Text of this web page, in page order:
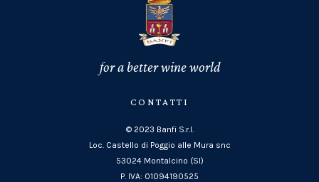
for a better wine world
CONTATTI
© 2023 Banfi S.r.l.
Loc. Castello di Poggio alle Mura snc
53024 Montalcino (SI)
P. IVA: 01094190525